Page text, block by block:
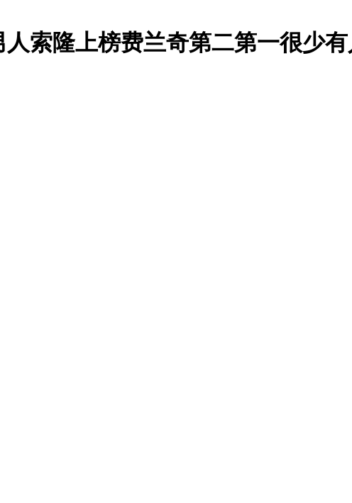
索隆上榜费兰奇第二第一很少